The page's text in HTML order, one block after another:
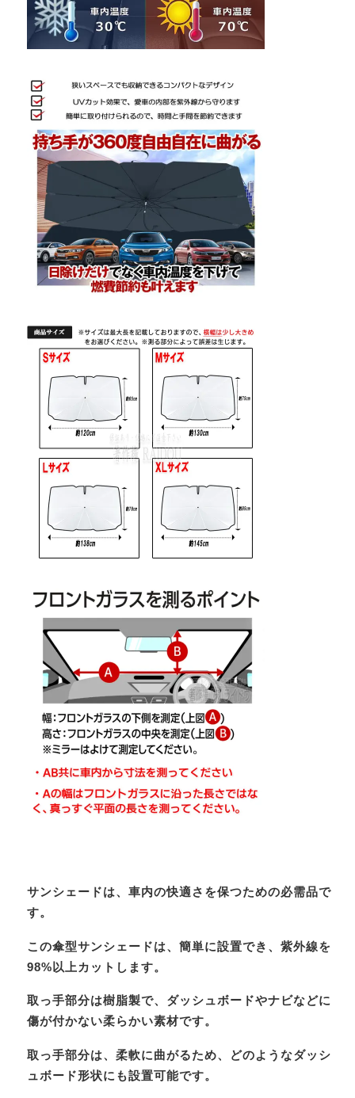
サンシェードは、車内の快適さを保つための必需品で
す。
この傘型サンシェードは、簡単に設置でき、紫外線を
98%以上カットします。
取っ手部分は樹脂製で、ダッシュボードやナビなどに
傷が付かない柔らかい素材です。
取っ手部分は、柔軟に曲がるため、どのようなダッシ
ュボード形状にも設置可能です。